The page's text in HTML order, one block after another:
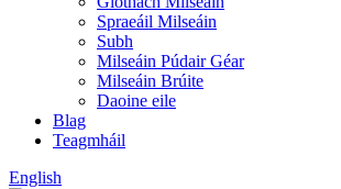
Spraeáil Milseáin
Subh
Milseáin Púdair Géar
Milseáin Brúite
Daoine eile
Blag
Teagmháil
English